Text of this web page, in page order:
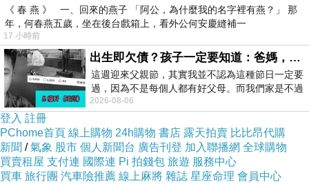
Abercrombie
& Fitch
(1892年，紐
Abercrombie
& Fitch，初
起在1892年
《 春 燕 》 一、回來的燕子 「阿公，為什麼我的名字裡有燕？」 那
年，何春燕五歲，坐在後台戲箱上，看外公何安慶縫補一
17 小時前
出生即欠債？孩子一定要知道：爸媽，其實我不欠你們
這週迎來父親節，其實我並不認為這種節日一定要
過，因為不是每個人都有好父母。而我們家是不過
節的，平時也沒什麼儀式感，生活趨近冷
2026-08-06
登入 註冊
PChome首頁 線上購物 24h購物 書店 露天拍賣 比比昂代購
新聞 /氣象 股市 個人新聞台 廣告刊登 加入聯播網 全球購物
買賣租屋 支付連 國際連 Pi 拍錢包 旅遊 服務中心
買車 旅行團 汽車險推薦 線上麻將 雜誌 星座命理 會員中心